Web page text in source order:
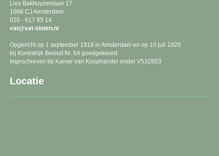
Lies Bakhuyzenlaan 17
1066 CJ Amsterdam
020 - 617 85 14
tav@vat-sloten.nl
Opgericht op 1 september 1919 in Amsterdam en op 10 juli 1920
bij Koninklijk Besluit Nr. 64 goedgekeurd.
Ingeschreven bij Kamer van Koophandel onder V532853
Locatie